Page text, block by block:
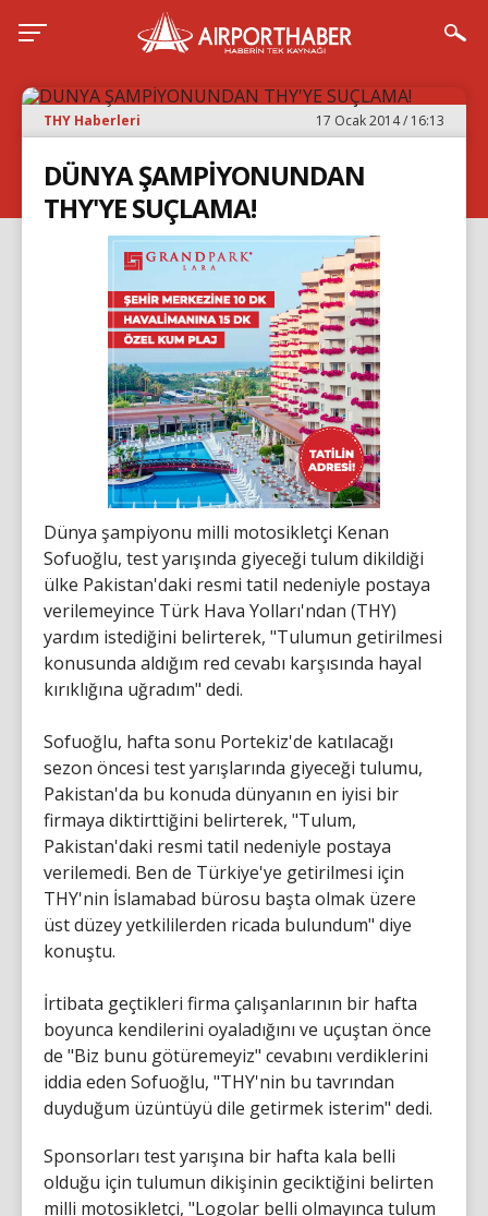
THY Haberleri 17 Ocak 2014 / 16:13
DÜNYA ŞAMPİYONUNDAN
THY'YE SUÇLAMA!
Dünya şampiyonu milli motosikletçi Kenan
Sofuoğlu, test yarışında giyeceği tulum dikildiği
ülke Pakistan'daki resmi tatil nedeniyle postaya
verilemeyince Türk Hava Yolları'ndan (THY)
yardım istediğini belirterek, "Tulumun getirilmesi
konusunda aldığım red cevabı karşısında hayal
kırıklığına uğradım" dedi.
Sofuoğlu, hafta sonu Portekiz'de katılacağı
sezon öncesi test yarışlarında giyeceği tulumu,
Pakistan'da bu konuda dünyanın en iyisi bir
firmaya diktirttiğini belirterek, "Tulum,
Pakistan'daki resmi tatil nedeniyle postaya
verilemedi. Ben de Türkiye'ye getirilmesi için
THY'nin İslamabad bürosu başta olmak üzere
üst düzey yetkililerden ricada bulundum" diye
konuştu.
İrtibata geçtikleri firma çalışanlarının bir hafta
boyunca kendilerini oyaladığını ve uçuştan önce
de "Biz bunu götüremeyiz" cevabını verdiklerini
iddia eden Sofuoğlu, "THY'nin bu tavrından
duyduğum üzüntüyü dile getirmek isterim" dedi.
Sponsorları test yarışına bir hafta kala belli
olduğu için tulumun dikişinin geciktiğini belirten
milli motosikletçi, "Logolar belli olmayınca tulum